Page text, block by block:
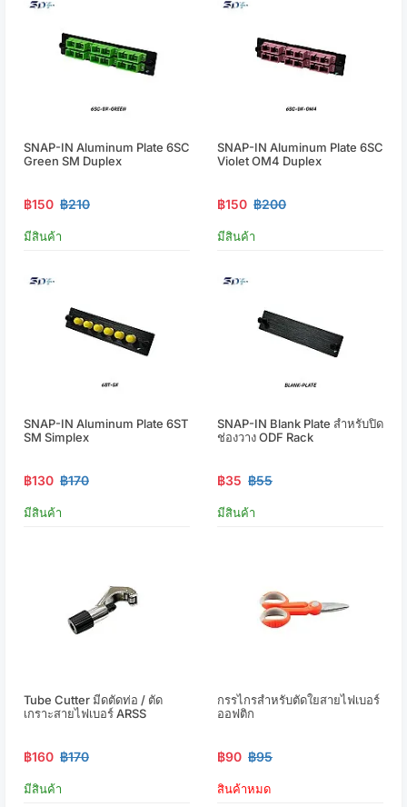
SNAP-IN Aluminum Plate 6SC
Green SM Duplex
฿150 ฿210
มีสินค้า
SNAP-IN Aluminum Plate 6SC
Violet OM4 Duplex
฿150 ฿200
มีสินค้า
SNAP-IN Aluminum Plate 6ST
SM Simplex
฿130 ฿170
มีสินค้า
SNAP-IN Blank Plate สำหรับปิด
ช่องวาง ODF Rack
฿35 ฿55
มีสินค้า
Tube Cutter มีดตัดท่อ / ตัด
เกราะสายไฟเบอร์ ARSS
฿160 ฿170
มีสินค้า
กรรไกรสำหรับตัดใยสายไฟเบอร์
ออฟติก
฿90 ฿95
สินค้าหมด